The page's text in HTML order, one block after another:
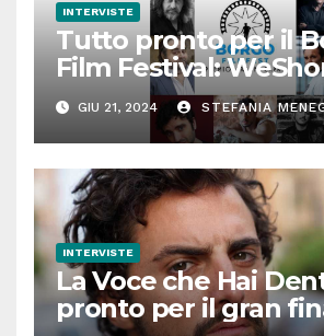
INTERVISTE
Tutto pronto per il
Film Festival:
partner della prima
GIU 21, 2024 STEFANIA
INTERVISTE
La Voce che Hai
pronto per il gran